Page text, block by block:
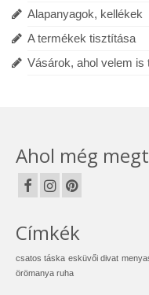
Alapanyagok, kellékek
A termékek tisztítása
Vásárok, ahol velem
Ahol még
Címkék
csatos táska esküvői divat
örömanya ruha